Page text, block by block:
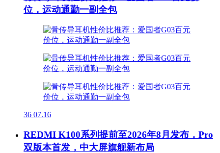
位，运动通勤一副全包
36 07.16
REDMI K100系列提前至2026年8月发布，Pro
双版本首发，中大屏旗舰新布局